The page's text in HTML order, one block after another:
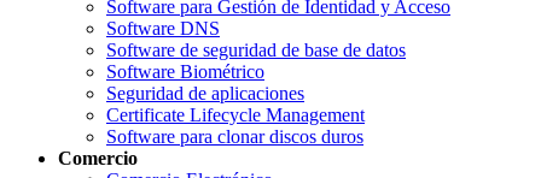
Software para Gestión de Identidad y Acceso
Software DNS
Software de seguridad de base de datos
Software Biométrico
Seguridad de aplicaciones
Certificate Lifecycle Management
Software para clonar discos duros
Comercio